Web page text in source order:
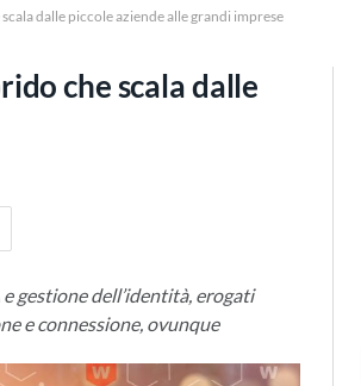
dalle piccole aziende alle grandi imprese
che scala dalle
gestione dell’identità, erogati
e connessione, ovunque